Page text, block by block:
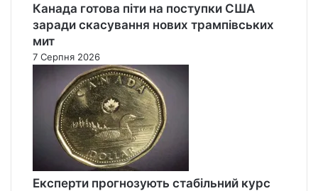
Канада готова піти на поступки США
заради скасування нових трампівських
мит
7 Серпня 2026
Експерти прогнозують стабільний курс